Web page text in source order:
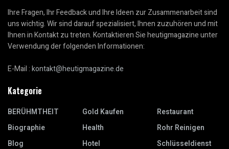
Ihre Fragen, Ihr Feedback und Ihre Ideen zur Zusammenarbeit sind
uns wichtig. Wir sind darauf spezialisiert, Ihnen zuzuhören und mit
Ihnen in Kontakt zu treten. Kontaktieren Sie heutigmagazine unter
Verwendung der folgenden Informationen:
E-Mail :kontakt@heutigmagazine.de
Kategorie
BERÜHMTHEIT
Biographie
Blog
Gold Kaufen
Health
Hotel
Restaurant
Rohr Reinigen
Schlüsseldienst